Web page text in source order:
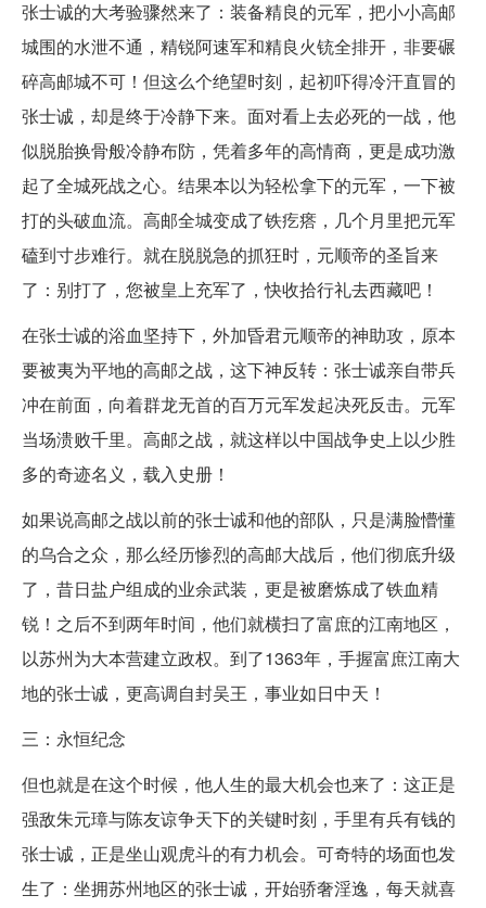
张士诚的大考验骤然来了：装备精良的元军，把小小高邮
城围的水泄不通，精锐阿速军和精良火铳全排开，非要碾
碎高邮城不可！但这么个绝望时刻，起初吓得冷汗直冒的
张士诚，却是终于冷静下来。面对看上去必死的一战，他
似脱胎换骨般冷静布防，凭着多年的高情商，更是成功激
起了全城死战之心。结果本以为轻松拿下的元军，一下被
打的头破血流。高邮全城变成了铁疙瘩，几个月里把元军
磕到寸步难行。就在脱脱急的抓狂时，元顺帝的圣旨来
了：别打了，您被皇上充军了，快收拾行礼去西藏吧！
在张士诚的浴血坚持下，外加昏君元顺帝的神助攻，原本
要被夷为平地的高邮之战，这下神反转：张士诚亲自带兵
冲在前面，向着群龙无首的百万元军发起决死反击。元军
当场溃败千里。高邮之战，就这样以中国战争史上以少胜
多的奇迹名义，载入史册！
如果说高邮之战以前的张士诚和他的部队，只是满脸懵懂
的乌合之众，那么经历惨烈的高邮大战后，他们彻底升级
了，昔日盐户组成的业余武装，更是被磨炼成了铁血精
锐！之后不到两年时间，他们就横扫了富庶的江南地区，
以苏州为大本营建立政权。到了1363年，手握富庶江南大
地的张士诚，更高调自封吴王，事业如日中天！
三：永恒纪念
但也就是在这个时候，他人生的最大机会也来了：这正是
强敌朱元璋与陈友谅争天下的关键时刻，手里有兵有钱的
张士诚，正是坐山观虎斗的有力机会。可奇特的场面也发
生了：坐拥苏州地区的张士诚，开始骄奢淫逸，每天就喜